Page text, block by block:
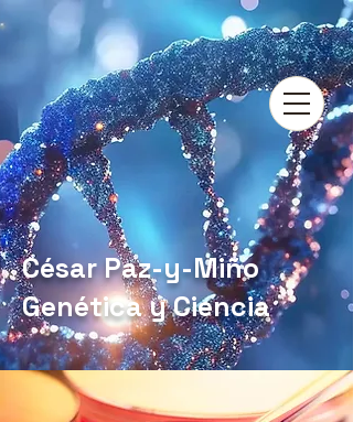
César Paz-y-Miño
Genética y Ciencia